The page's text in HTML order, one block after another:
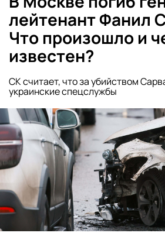
лейтенант Фанил
Что произошло и
известен?
СК считает, что за убийством
украинские спецслужбы